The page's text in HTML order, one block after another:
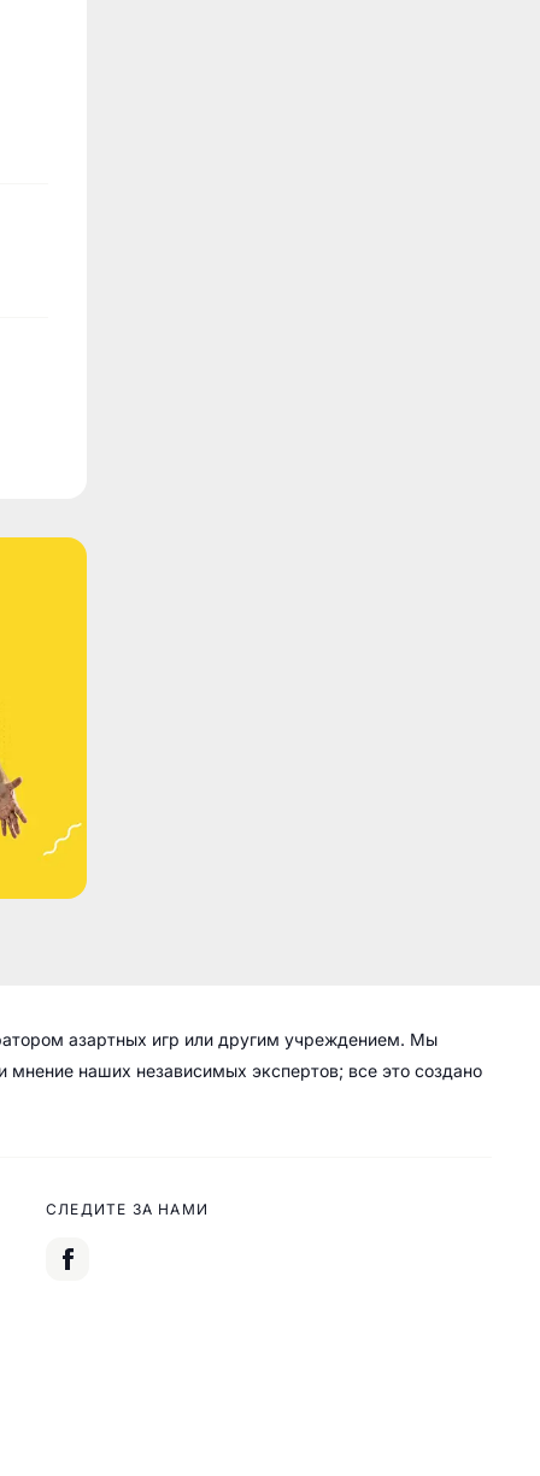
азартных игр или другим учреждением. Мы
мнение наших независимых экспертов; все это создано
СЛЕДИТЕ ЗА НАМИ